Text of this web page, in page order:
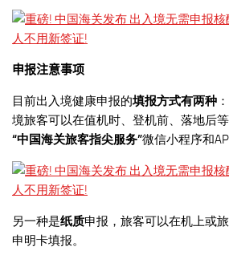
申报注意事项
目前出入境健康申报的填报方式有两种
境旅客可以在值机时、登机前、落地后
“中国海关旅客指尖服务”微信小程序和
另一种是纸质申报，旅客可以在机上或
申明卡填报。